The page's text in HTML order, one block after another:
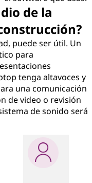
de la
puede ser útil. Un
para
tenga altavoces y
una comunicación
de video o revisión
de sonido será